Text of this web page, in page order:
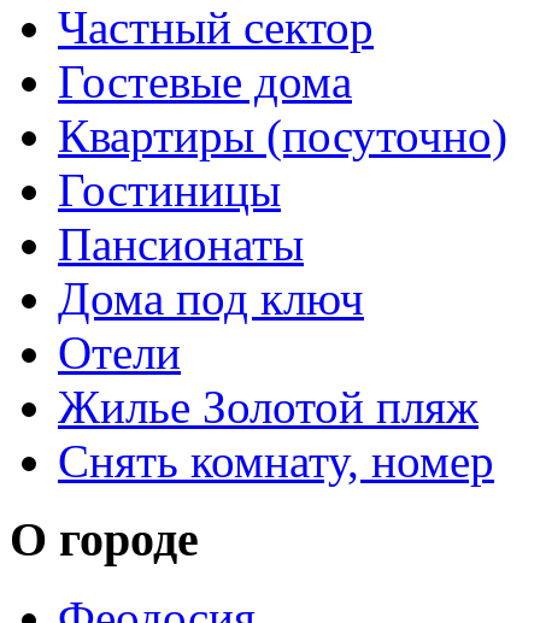
Частный сектор
Гостевые дома
Квартиры (посуточно)
Гостиницы
Пансионаты
Дома под ключ
Отели
Жилье Золотой пляж
Снять комнату, номер
О городе